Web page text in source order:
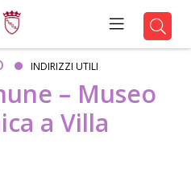
INDIRIZZI UTILI
– Museo
a Villa